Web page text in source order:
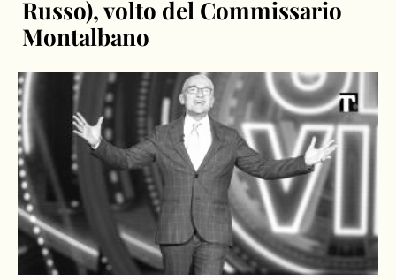
Russo), volto del Commissario
Montalbano